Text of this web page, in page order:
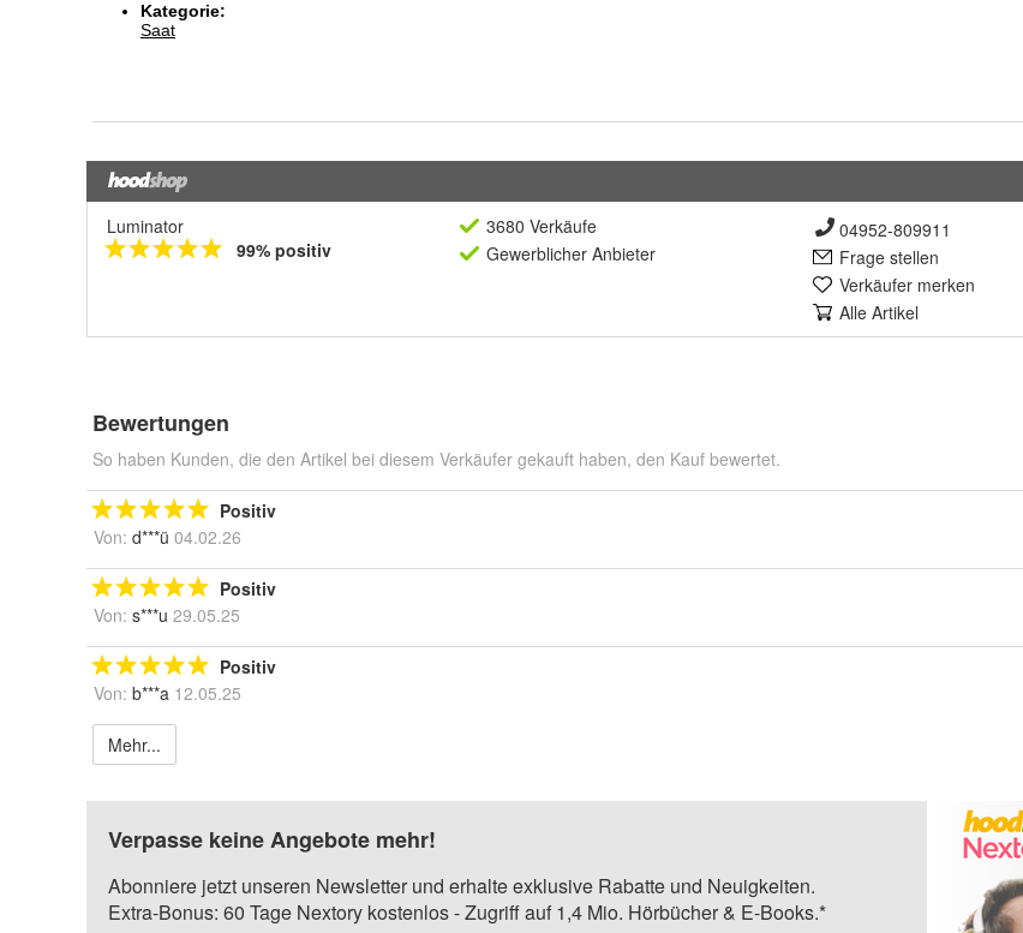
Luminator
99% positiv
3680 Verkäufe
Gewerblicher Anbieter
04952-809911
Frage stellen
Verkäufer merken
Alle Artikel
Bewertungen
So haben Kunden, die den Artikel bei diesem Verkäufer gekauft haben, den Kauf bewertet.
Positiv
Von: d***ü 04.02.26
Positiv
Von: s***u 29.05.25
Positiv
Von: b***a 12.05.25
Mehr...
Verpasse keine Angebote mehr!
Abonniere jetzt unseren Newsletter und erhalte exklusive Rabatte und Neuigkeiten.
Extra-Bonus: 60 Tage Nextory kostenlos - Zugriff auf 1,4 Mio. Hörbücher & E-Books.*